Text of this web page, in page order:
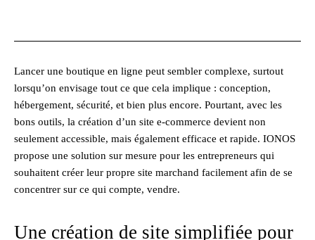
Lancer une boutique en ligne peut sembler complexe, surtout
lorsqu’on envisage tout ce que cela implique : conception,
hébergement, sécurité, et bien plus encore. Pourtant, avec les
bons outils, la création d’un site e-commerce devient non
seulement accessible, mais également efficace et rapide. IONOS
propose une solution sur mesure pour les entrepreneurs qui
souhaitent créer leur propre site marchand facilement afin de se
concentrer sur ce qui compte, vendre.
Une création de site simplifiée pour